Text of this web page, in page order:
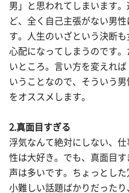
男」と思われてしまいます
ど、全く自己主張がない男
す。人生のいざという決断も
心配になってしまうのです
いところ。言い方を変えれ
いうことなので、そういう
をオススメします。
2.真面目すぎる
浮気なんて絶対にしない、
性は大好き。でも、真面目
声は多いです。ちょっとし
小難しい話題ばかりだった